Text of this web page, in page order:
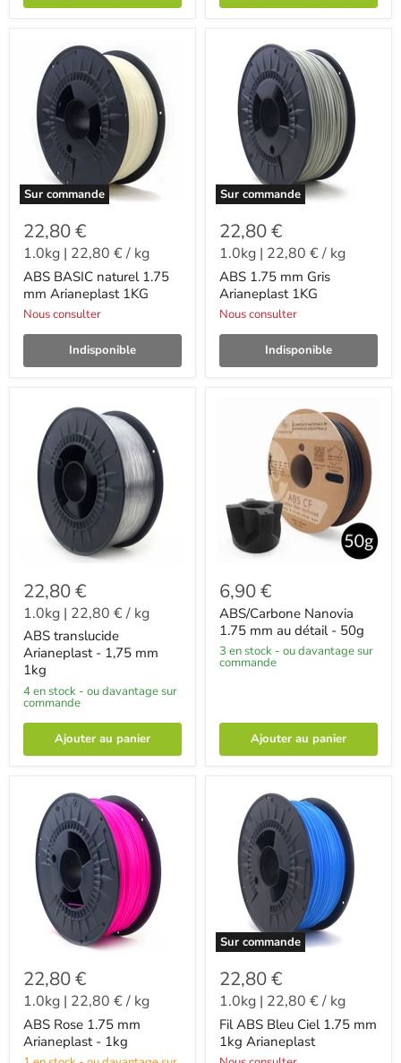
Sur commande
22,80 €
1.0kg | 22,80 €/ kg
ABS BASIC naturel 1.75
mm Arianeplast 1KG
Nous consulter
Indisponible
Sur commande
22,80 €
1.0kg | 22,80 €/ kg
ABS 1.75 mm Gris
Arianeplast 1KG
Nous consulter
Indisponible
22,80 €
1.0kg | 22,80 €/ kg
ABS translucide
Arianeplast - 1,75 mm
1kg
4 en stock - ou davantage sur
commande
Ajouter au panier
6,90 €
ABS/Carbone Nanovia
1.75 mm au détail - 50g
3 en stock - ou davantage sur
commande
Ajouter au panier
22,80 €
1.0kg | 22,80 €/ kg
ABS Rose 1.75 mm
Arianeplast - 1kg
Sur commande
22,80 €
1.0kg | 22,80 €/ kg
Fil ABS Bleu Ciel 1.75 mm
1kg Arianeplast